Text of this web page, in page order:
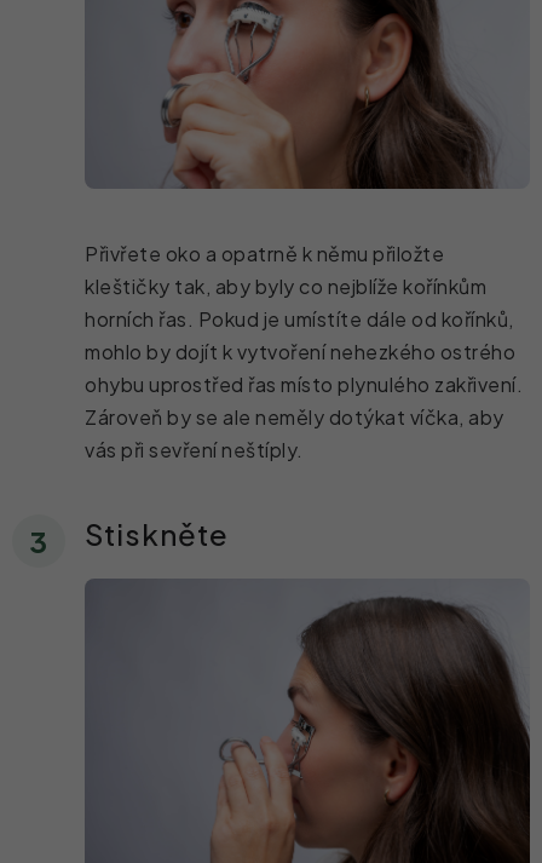
Přivřete oko a opatrně k němu přiložte
kleštičky tak, aby byly co nejblíže kořínkům
horních řas. Pokud je umístíte dále od kořínků,
mohlo by dojít k vytvoření nehezkého ostrého
ohybu uprostřed řas místo plynulého zakřivení.
Zároveň by se ale neměly dotýkat víčka, aby
vás při sevření neštíply.
Stiskněte